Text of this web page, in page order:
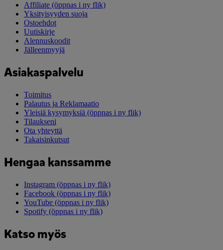
Affiliate (öppnas i ny flik)
Yksityisyyden suoja
Ostoehdot
Uutiskirje
Alennuskoodit
Jälleenmyyjä
Asiakaspalvelu
Toimitus
Palautus ja Reklamaatio
Yleisiä kysymyksiä (öppnas i ny flik)
Tilaukseni
Ota yhteyttä
Takaisinkutsut
Hengaa kanssamme
Instagram (öppnas i ny flik)
Facebook (öppnas i ny flik)
YouTube (öppnas i ny flik)
Spotify (öppnas i ny flik)
Katso myös